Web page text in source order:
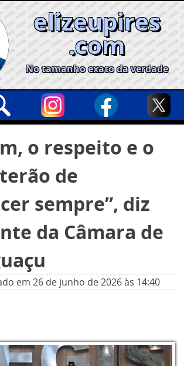
elizeupires
.com
No tamanho exato da verdade
o respeito e o
de
sempre”, diz
da Câmara de
em 26 de junho de 2026às 14:40